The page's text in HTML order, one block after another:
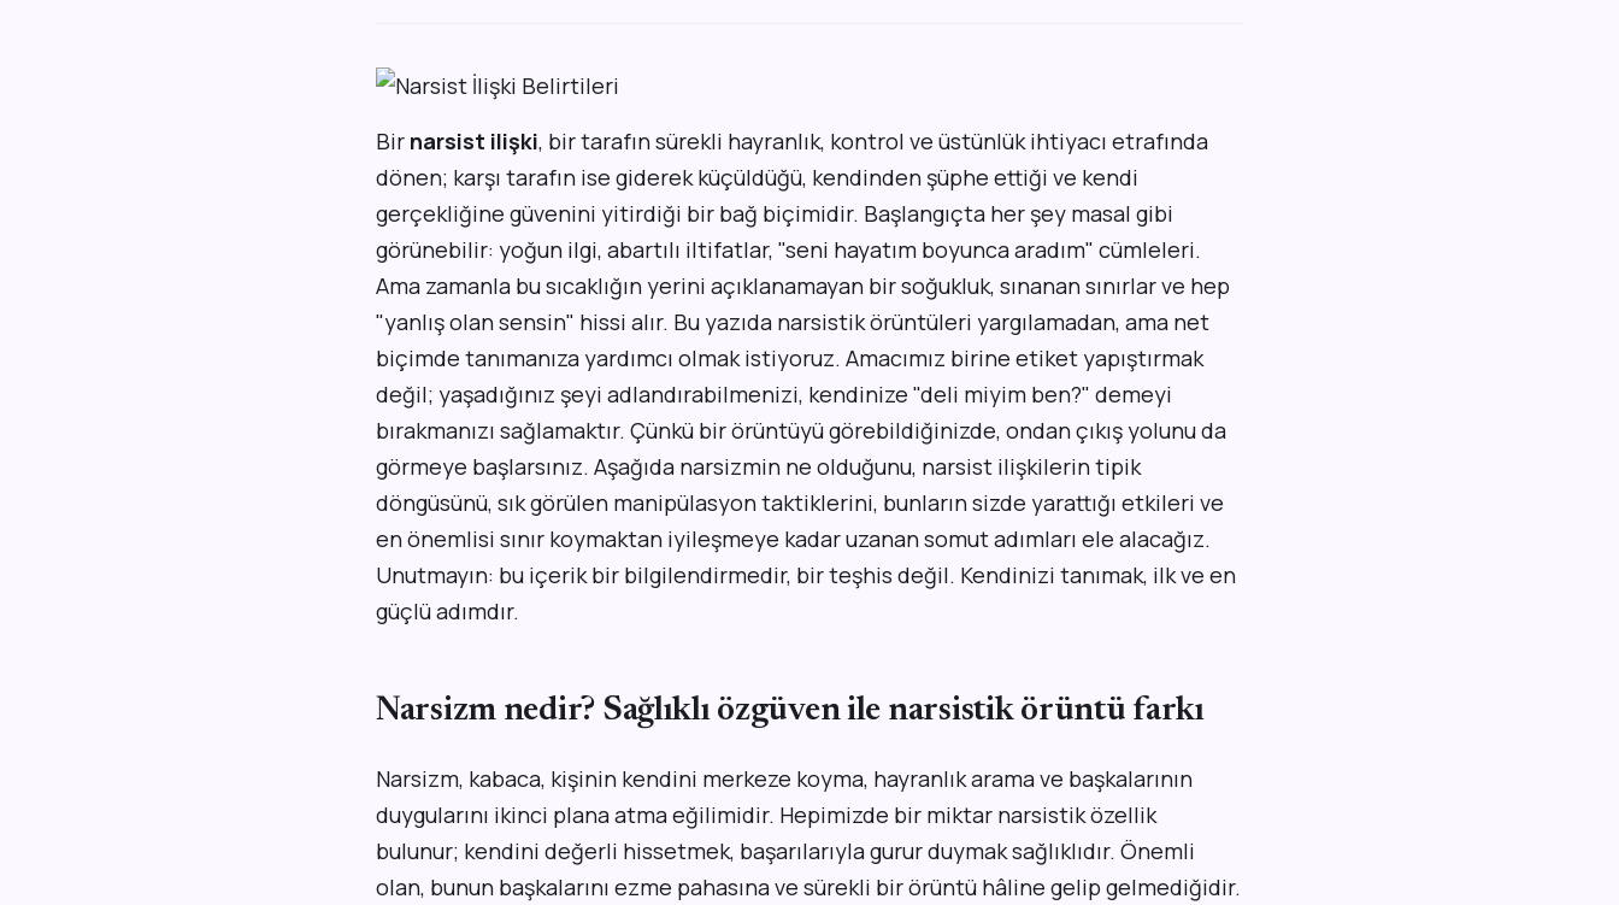
Bir narsist ilişki, bir tarafın sürekli hayranlık, kontrol ve üstünlük ihtiyacı etrafında
dönen; karşı tarafın ise giderek küçüldüğü, kendinden şüphe ettiği ve kendi
gerçekliğine güvenini yitirdiği bir bağ biçimidir. Başlangıçta her şey masal gibi
görünebilir: yoğun ilgi, abartılı iltifatlar, "seni hayatım boyunca aradım" cümleleri.
Ama zamanla bu sıcaklığın yerini açıklanamayan bir soğukluk, sınanan sınırlar ve hep
"yanlış olan sensin" hissi alır. Bu yazıda narsistik örüntüleri yargılamadan, ama net
biçimde tanımanıza yardımcı olmak istiyoruz. Amacımız birine etiket yapıştırmak
değil; yaşadığınız şeyi adlandırabilmenizi, kendinize "deli miyim ben?" demeyi
bırakmanızı sağlamaktır. Çünkü bir örüntüyü görebildiğinizde, ondan çıkış yolunu da
görmeye başlarsınız. Aşağıda narsizmin ne olduğunu, narsist ilişkilerin tipik
döngüsünü, sık görülen manipülasyon taktiklerini, bunların sizde yarattığı etkileri ve
en önemlisi sınır koymaktan iyileşmeye kadar uzanan somut adımları ele alacağız.
Unutmayın: bu içerik bir bilgilendirmedir, bir teşhis değil. Kendinizi tanımak, ilk ve en
güçlü adımdır.
Narsizm nedir? Sağlıklı özgüven ile narsistik örüntü farkı
Narsizm, kabaca, kişinin kendini merkeze koyma, hayranlık arama ve başkalarının
duygularını ikinci plana atma eğilimidir. Hepimizde bir miktar narsistik özellik
bulunur; kendini değerli hissetmek, başarılarıyla gurur duymak sağlıklıdır. Önemli
olan, bunun başkalarını ezme pahasına ve sürekli bir örüntü hâline gelip gelmediğidir.